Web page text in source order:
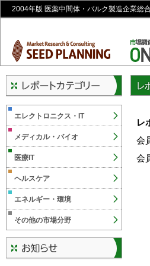
2004年版 医薬中間体・バルク製造企業総
レ
会
会
エレクトロニクス・IT
メディカル・バイオ
医療IT
ヘルスケア
エネルギー・環境
その他の市場分野